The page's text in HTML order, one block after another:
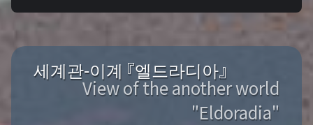
세계관-이계 『엘드라디아』
View of the another world
"Eldoradia"